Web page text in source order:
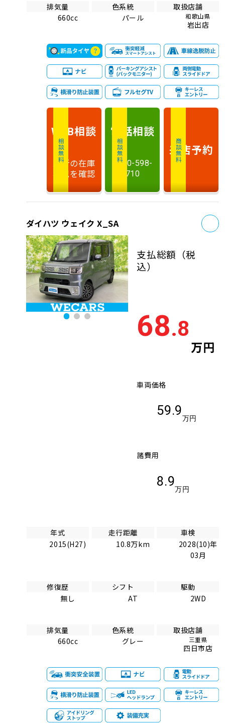
排気量
660cc
色系統
パール
取扱店舗
和歌山県
岩出店
相談無料
WEB相談
最新の在庫
状況を確認
相談無料
電話相談
0120-598-
710
商談無料
来店予約
ダイハツ ウェイク X_SA
支払総額 （税
込）
68.8
万円
車両価格
59.9
万円
諸費用
8.9
万円
年式
2015(H27)
走行距離
10.8万km
車検
2028(10)年
03月
修復歴
無し
シフト
AT
駆動
2WD
排気量
660cc
色系統
グレー
取扱店舗
三重県
四日市店